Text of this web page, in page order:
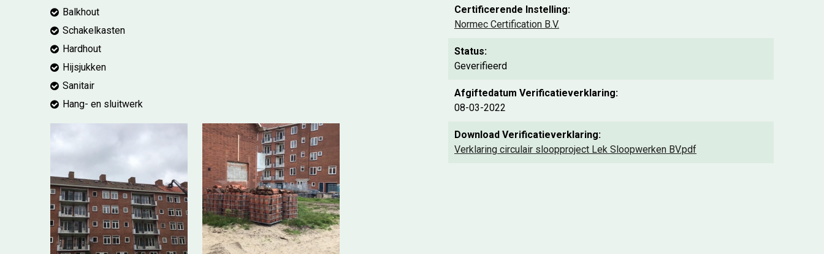
Certificerende Instelling:
Normec Certification B.V.
Status:
Geverifieerd
Afgiftedatum Verificatieverklaring:
08-03-2022
Download Verificatieverklaring:
Verklaring circulair sloopproject Lek Sloopwerken BV.pdf
Balkhout
Schakelkasten
Hardhout
Hijsjukken
Sanitair
Hang- en sluitwerk